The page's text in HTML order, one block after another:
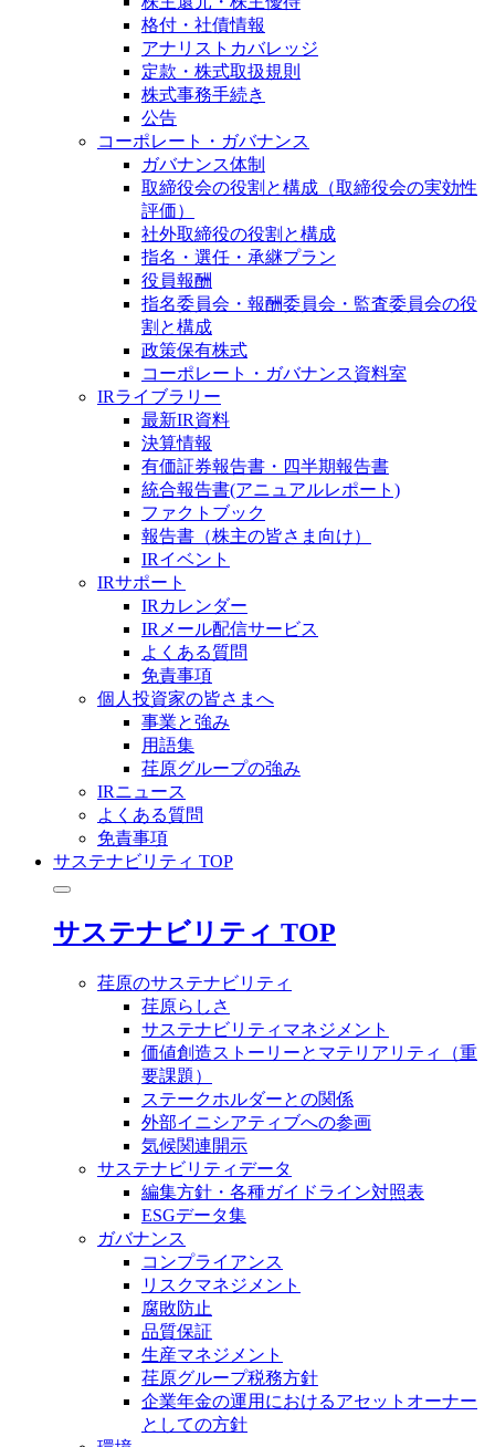
格付・社債情報
アナリストカバレッジ
定款・株式取扱規則
株式事務手続き
公告
コーポレート・ガバナンス
ガバナンス体制
取締役会の役割と構成（取締役会の実効性
評価）
社外取締役の役割と構成
指名・選任・承継プラン
役員報酬
指名委員会・報酬委員会・監査委員会の役
割と構成
政策保有株式
コーポレート・ガバナンス資料室
IRライブラリー
最新IR資料
決算情報
有価証券報告書・四半期報告書
統合報告書(アニュアルレポート)
ファクトブック
報告書（株主の皆さま向け）
IRイベント
IRサポート
IRカレンダー
IRメール配信サービス
よくある質問
免責事項
個人投資家の皆さまへ
事業と強み
用語集
荏原グループの強み
IRニュース
よくある質問
免責事項
サステナビリティ TOP
サステナビリティ TOP
荏原のサステナビリティ
荏原らしさ
サステナビリティマネジメント
価値創造ストーリーとマテリアリティ（重
要課題）
ステークホルダーとの関係
外部イニシアティブへの参画
気候関連開示
サステナビリティデータ
編集方針・各種ガイドライン対照表
ESGデータ集
ガバナンス
コンプライアンス
リスクマネジメント
腐敗防止
品質保証
生産マネジメント
荏原グループ税務方針
企業年金の運用におけるアセットオーナー
としての方針